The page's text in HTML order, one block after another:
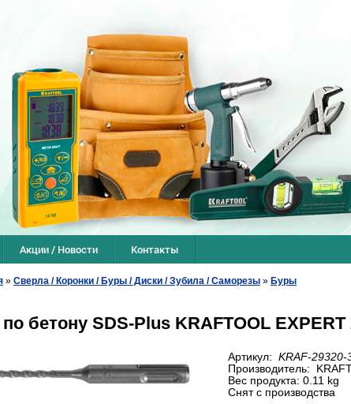
Акции / Новости Контакты
» Сверла / Коронки / Буры / Диски / Зубила / Саморезы » Буры
бетону SDS-Plus KRAFTOOL EXPERT
Артикул: KRAF-29320-
Производитель:
Вес продукта: 0.11 kg
Снят с производства